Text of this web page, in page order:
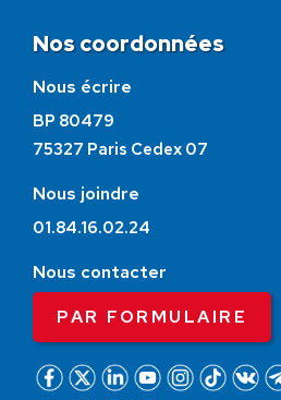
Nos coordonnées
Nous écrire
BP 80479
75327 Paris Cedex 07
Nous joindre
01.84.16.02.24
Nous contacter
PAR FORMULAIRE